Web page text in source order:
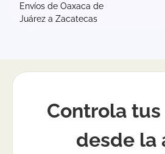
Envíos de Oaxaca de
Juárez a Zacatecas
Controla
desde la